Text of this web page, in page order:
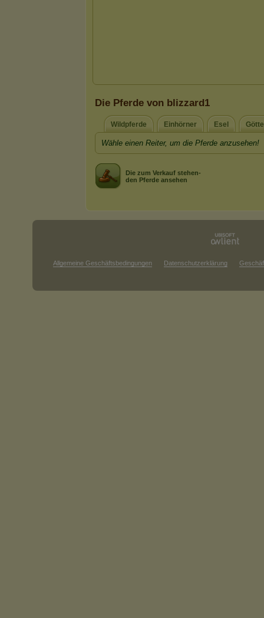
Die Pferde von blizzard1
Wildpferde Einhörner Esel
Wähle einen Reiter, um die Pferde anzusehen!
Die zum Verkauf stehen-
den Pferde ansehen
Allgemeine Geschäftsbedingungen Datenschutzerklärung